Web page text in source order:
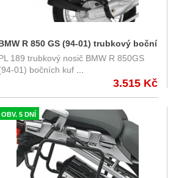
R 850 GS (94-01) trubkový boční
Givi PL189
189 trubkový nosič BMW R 850GS
01) bočních kuf...
3.515 Kč
OBV. 5 DNÍ